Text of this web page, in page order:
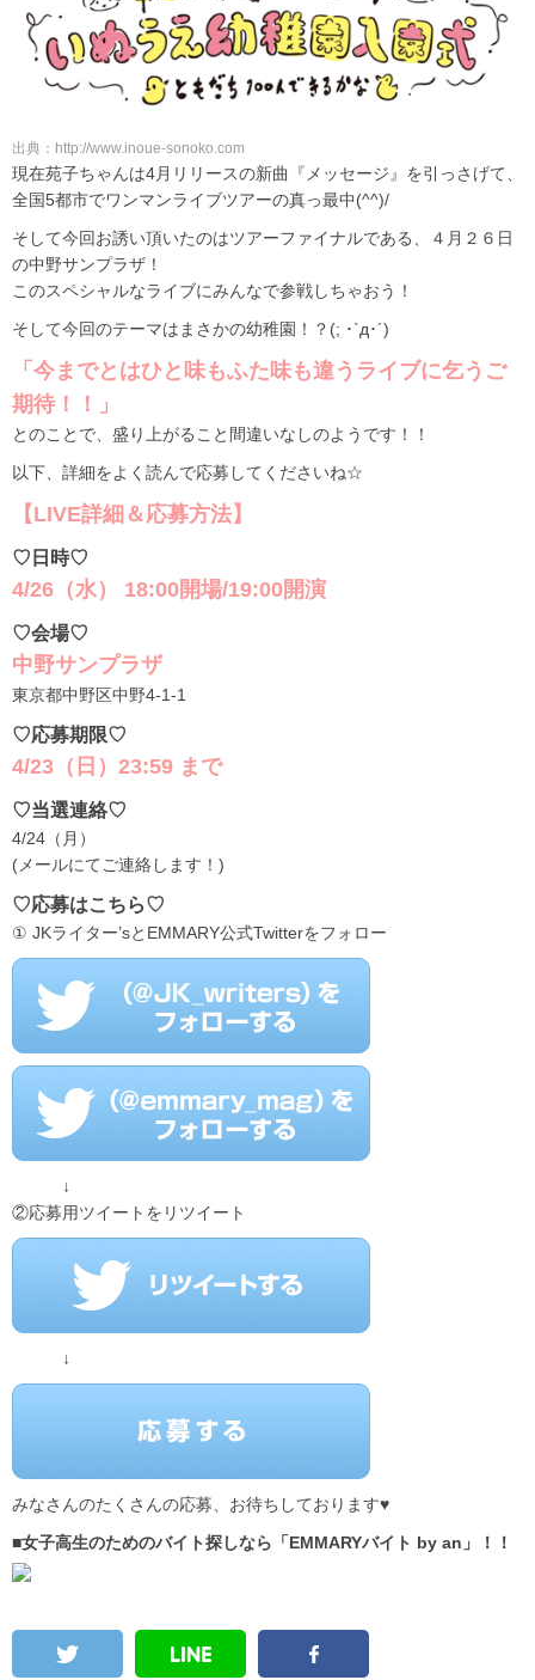
出典：http://www.inoue-sonoko.com
現在苑子ちゃんは4月リリースの新曲『メッセージ』を引っさげて、
全国5都市でワンマンライブツアーの真っ最中(^^)/
そして今回お誘い頂いたのはツアーファイナルである、４月２６日
の中野サンプラザ！
このスペシャルなライブにみんなで参戦しちゃおう！
そして今回のテーマはまさかの幼稚園！？(; ･`д･´)
「今までとはひと味もふた味も違うライブに乞うご
期待！！」
とのことで、盛り上がること間違いなしのようです！！
以下、詳細をよく読んで応募してくださいね☆
【LIVE詳細＆応募方法】
♡日時♡
4/26（水） 18:00開場/19:00開演
♡会場♡
中野サンプラザ
東京都中野区中野4-1-1
♡応募期限♡
4/23（日）23:59 まで
♡当選連絡♡
4/24（月）
(メールにてご連絡します！)
♡応募はこちら♡
① JKライター’sとEMMARY公式Twitterをフォロー
↓
②応募用ツイートをリツイート
↓
みなさんのたくさんの応募、お待ちしております♥
■女子高生のためのバイト探しなら「EMMARYバイト by an」！！